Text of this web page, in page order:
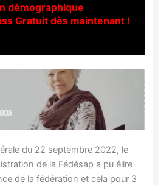
démographique
Gratuit dès maintenant !
du 22 septembre 2022, le
de la Fédésap a pu élire
de la fédération et cela pour 3